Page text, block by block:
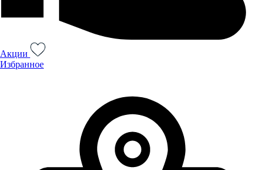
Акции
Избранное